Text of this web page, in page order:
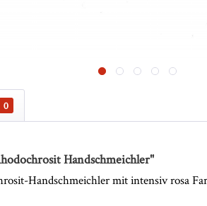
0
Handschmeichler"
Handschmeichler mit intensiv rosa